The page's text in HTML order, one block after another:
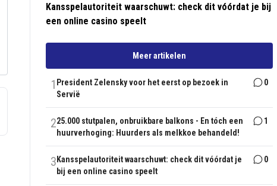
Kansspelautoriteit waarschuwt: check dit vóórdat je bij
een online casino speelt
Meer artikelen
1 President Zelensky voor het eerst op bezoek in
Servië
0
225.000 stutpalen, onbruikbare balkons - En tóch een
huurverhoging: Huurders als melkkoe behandeld!
1
3 Kansspelautoriteit waarschuwt: check dit vóórdat je
bij een online casino speelt
0